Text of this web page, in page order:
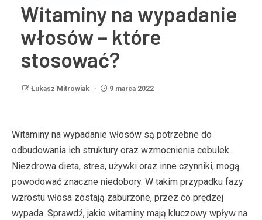
Witaminy na wypadanie
włosów – które
stosować?
Łukasz Mitrowiak 9 marca 2022
Witaminy na wypadanie włosów są potrzebne do
odbudowania ich struktury oraz wzmocnienia cebulek.
Niezdrowa dieta, stres, używki oraz inne czynniki, mogą
powodować znaczne niedobory. W takim przypadku fazy
wzrostu włosa zostają zaburzone, przez co prędzej
wypada. Sprawdź, jakie witaminy mają kluczowy wpływ na